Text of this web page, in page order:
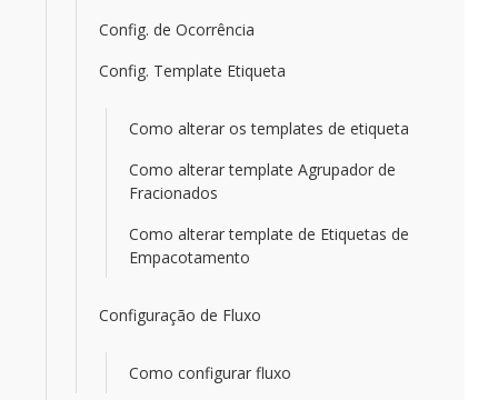
Config. de Ocorrência
Config. Template Etiqueta
Como alterar os templates de etiqueta
Como alterar template Agrupador de
Fracionados
Como alterar template de Etiquetas de
Empacotamento
Configuração de Fluxo
Como configurar fluxo